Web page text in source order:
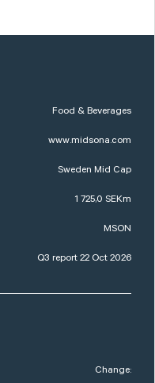
Food & Beverages
www.midsona.com
Sweden Mid Cap
1 725,0 SEKm
MSON
Q3 report 22 Oct 2026
Change: